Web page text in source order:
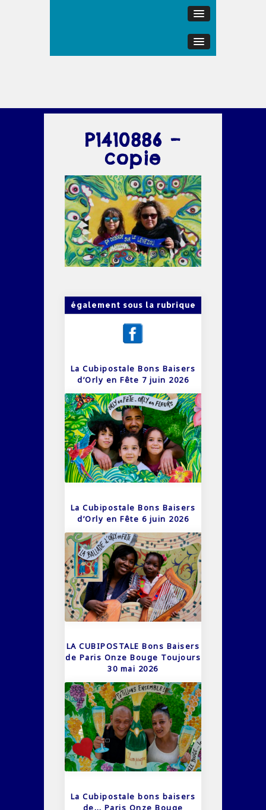
P1410886 –
copie
également sous la rubrique
La Cubipostale Bons Baisers
d’Orly en Fête 7 juin 2026
La Cubipostale Bons Baisers
d’Orly en Fête 6 juin 2026
LA CUBIPOSTALE Bons Baisers
de Paris Onze Bouge Toujours
30 mai 2026
La Cubipostale bons baisers
de… Paris Onze Bouge